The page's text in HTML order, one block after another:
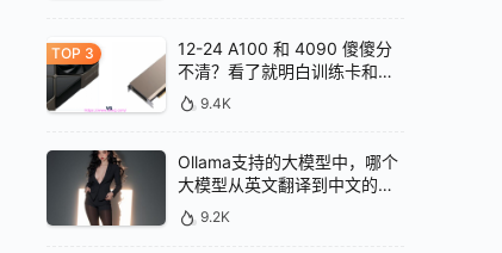
12-24 A100 和 4090 傻傻分
不清？看了就明白训练卡和推
理卡的区别
9.4K
Ollama支持的大模型中，哪个
大模型从英文翻译到中文的效
果最好
9.2K